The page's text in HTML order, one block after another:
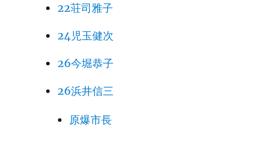
22荘司雅子
24児玉健次
26今堀恭子
26浜井信三
原爆市長